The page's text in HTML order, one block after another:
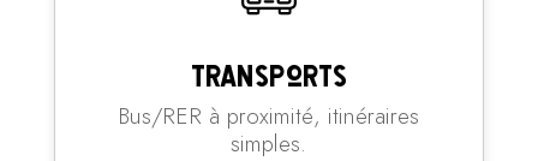
Transports
Bus/RER à proximité, itinéraires
simples.